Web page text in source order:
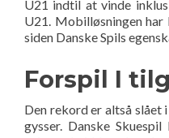
U21 indtil at vinde
U21. Mobilløsningen
siden Danske Spils
Forspil I
Den rekord er altså
gysser. Danske